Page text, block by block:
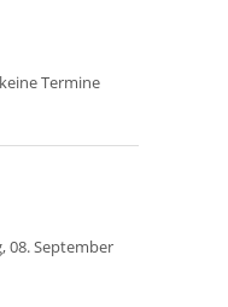
Termine
08. September